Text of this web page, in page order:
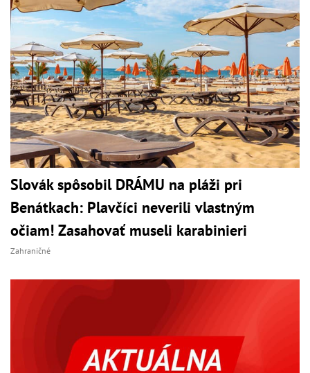
Slovák spôsobil DRÁMU na pláži pri
Benátkach: Plavčíci neverili vlastným
očiam! Zasahovať museli karabinieri
Zahraničné